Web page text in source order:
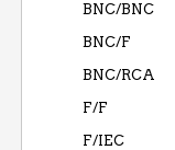
BNC/BNC
BNC/F
BNC/RCA
F/F
F/IEC